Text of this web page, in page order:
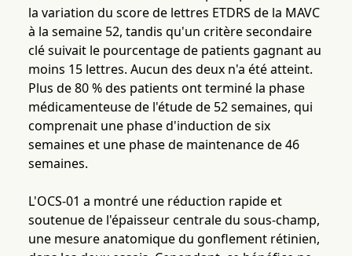
la variation du score de lettres ETDRS de la MAVC
à la semaine 52, tandis qu'un critère secondaire
clé suivait le pourcentage de patients gagnant au
moins 15 lettres. Aucun des deux n'a été atteint.
Plus de 80 % des patients ont terminé la phase
médicamenteuse de l'étude de 52 semaines, qui
comprenait une phase d'induction de six
semaines et une phase de maintenance de 46
semaines.
L'OCS-01 a montré une réduction rapide et
soutenue de l'épaisseur centrale du sous-champ,
une mesure anatomique du gonflement rétinien,